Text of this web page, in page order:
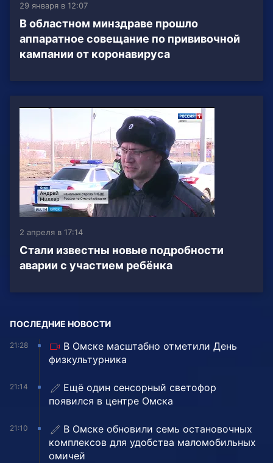
29 января в 12:07
В областном минздраве прошло
аппаратное совещание по прививочной
кампании от коронавируса
2 апреля в 17:14
Стали известны новые подробности
аварии с участием ребёнка
ПОСЛЕДНИЕ НОВОСТИ
21:28
В Омске масштабно отметили День
физкультурника
21:14
Ещё один сенсорный светофор
появился в центре Омска
21:10
В Омске обновили семь остановочных
комплексов для удобства маломобильных
омичей